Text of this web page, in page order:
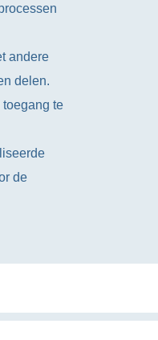
andere
delen.
toegang te
de